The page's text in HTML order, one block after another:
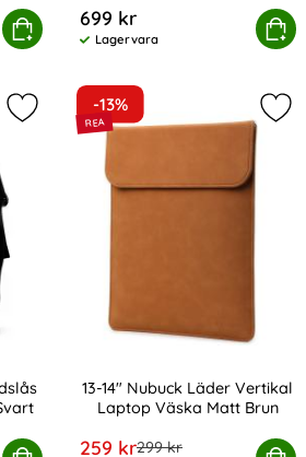
KöpLäder Business Portfölj Brun
699 kr
Tillgänglighet:
Lagervara
Köp
BullCaptain Business Portfölj /
Markera mARK RYDEN
-13%
13-14" Nubuck Läder Vertikal
Laptop Väska Matt Brun
rea pris
259 krtidigare pris
299 kr